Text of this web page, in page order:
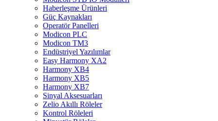
Haberleşme Ürünleri
Güç Kaynakları
Operatör Panelleri
Modicon PLC
Modicon TM3
Endüstriyel Yazılımlar
Easy Harmony XA2
Harmony XB4
Harmony XB5
Harmony XB7
Sinyal Aksesuarları
Zelio Akıllı Röleler
Kontrol Röleleri